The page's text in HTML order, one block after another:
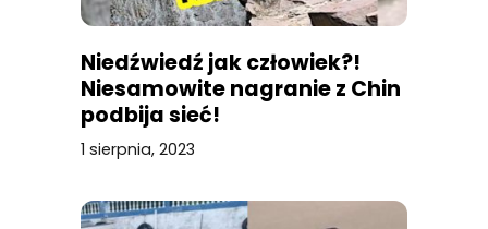
Niedźwiedź jak człowiek?!
Niesamowite nagranie z Chin
podbija sieć!
1 sierpnia, 2023